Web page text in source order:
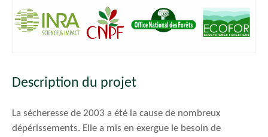
Description du projet
La sécheresse de 2003 a été la cause de nombreux
dépérissements. Elle a mis en exergue le besoin de